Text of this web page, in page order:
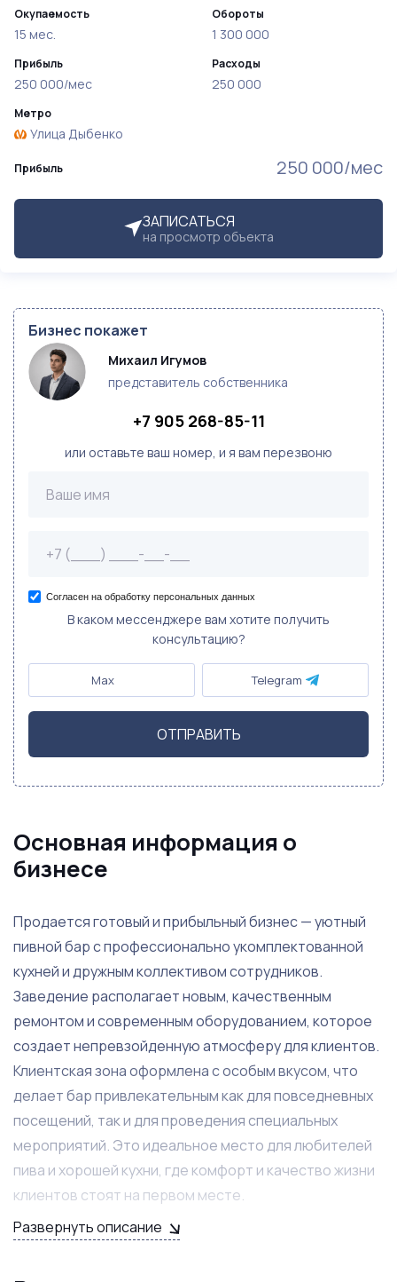
Прибыль 250 000/мес
ЗАПИСАТЬСЯ
на просмотр объекта
Окупаемость
15 мес.
Прибыль
250 000/мес
Обороты
1 300 000
Расходы
250 000
Метро
Улица Дыбенко
Бизнес покажет
Михаил Игумов
представитель собственника
+7 905 268-85-11
или оставьте ваш номер, и я вам перезвоню
Согласен на обработку персональных данных
В каком мессенджере вам хотите получить
консультацию?
Max Telegram
ОТПРАВИТЬ
Основная информация о
бизнесе
Продается готовый и прибыльный бизнес — уютный
пивной бар с профессионально укомплектованной
кухней и дружным коллективом сотрудников.
Заведение располагает новым, качественным
ремонтом и современным оборудованием, которое
создает непревзойденную атмосферу для клиентов.
Клиентская зона оформлена с особым вкусом, что
делает бар привлекательным как для повседневных
посещений, так и для проведения специальных
мероприятий. Это идеальное место для любителей
пива и хорошей кухни, где комфорт и качество жизни
клиентов стоят на первом месте.
Развернуть описание